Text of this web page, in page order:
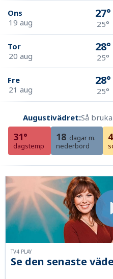
Ons
19 aug
27°
25°
Tor
20 aug
28°
25°
Fre
21 aug
28°
25°
Augustivädret:Så
31°
dagstemp
18 dagar m.
nederbörd
Se den senaste
TV4 PLAY